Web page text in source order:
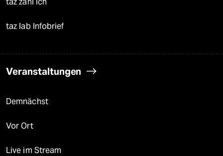
taz zahl ich
taz lab Infobrief
Veranstaltungen
Demnächst
Vor Ort
Live im Stream